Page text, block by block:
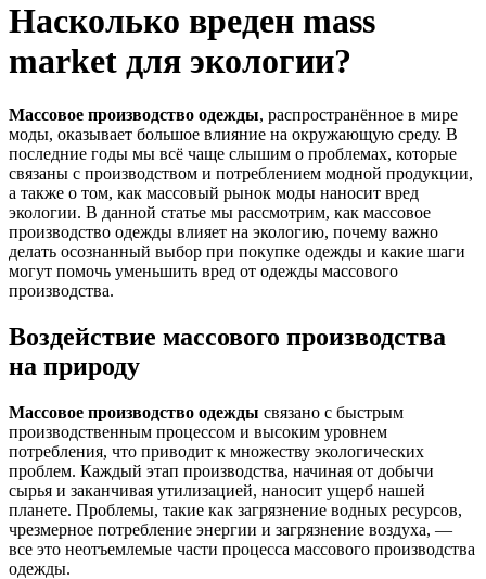
Насколько вреден mass
market для экологии?
Массовое производство одежды, распространённое в мире
моды, оказывает большое влияние на окружающую среду. В
последние годы мы всё чаще слышим о проблемах, которые
связаны с производством и потреблением модной продукции,
а также о том, как массовый рынок моды наносит вред
экологии. В данной статье мы рассмотрим, как массовое
производство одежды влияет на экологию, почему важно
делать осознанный выбор при покупке одежды и какие шаги
могут помочь уменьшить вред от одежды массового
производства.
Воздействие массового производства
на природу
Массовое производство одежды связано с быстрым
производственным процессом и высоким уровнем
потребления, что приводит к множеству экологических
проблем. Каждый этап производства, начиная от добычи
сырья и заканчивая утилизацией, наносит ущерб нашей
планете. Проблемы, такие как загрязнение водных ресурсов,
чрезмерное потребление энергии и загрязнение воздуха, —
все это неотъемлемые части процесса массового производства
одежды.